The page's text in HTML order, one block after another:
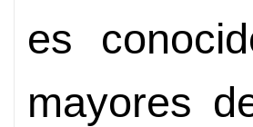
es
mayores